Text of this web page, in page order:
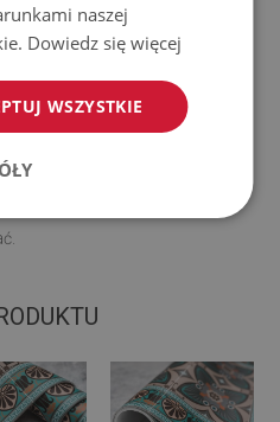
używaj silnych środków
dywanu.
na
naszej
Dowiedz się więcej
WSZYSTKIE